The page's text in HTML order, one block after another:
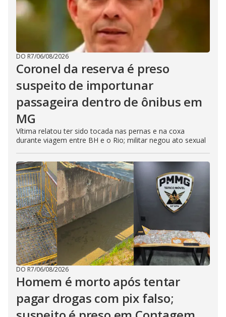
DO R7/06/08/2026
Coronel da reserva é preso
suspeito de importunar
passageira dentro de ônibus em
MG
Vítima relatou ter sido tocada nas pernas e na coxa
durante viagem entre BH e o Rio; militar negou ato sexual
DO R7/06/08/2026
Homem é morto após tentar
pagar drogas com pix falso;